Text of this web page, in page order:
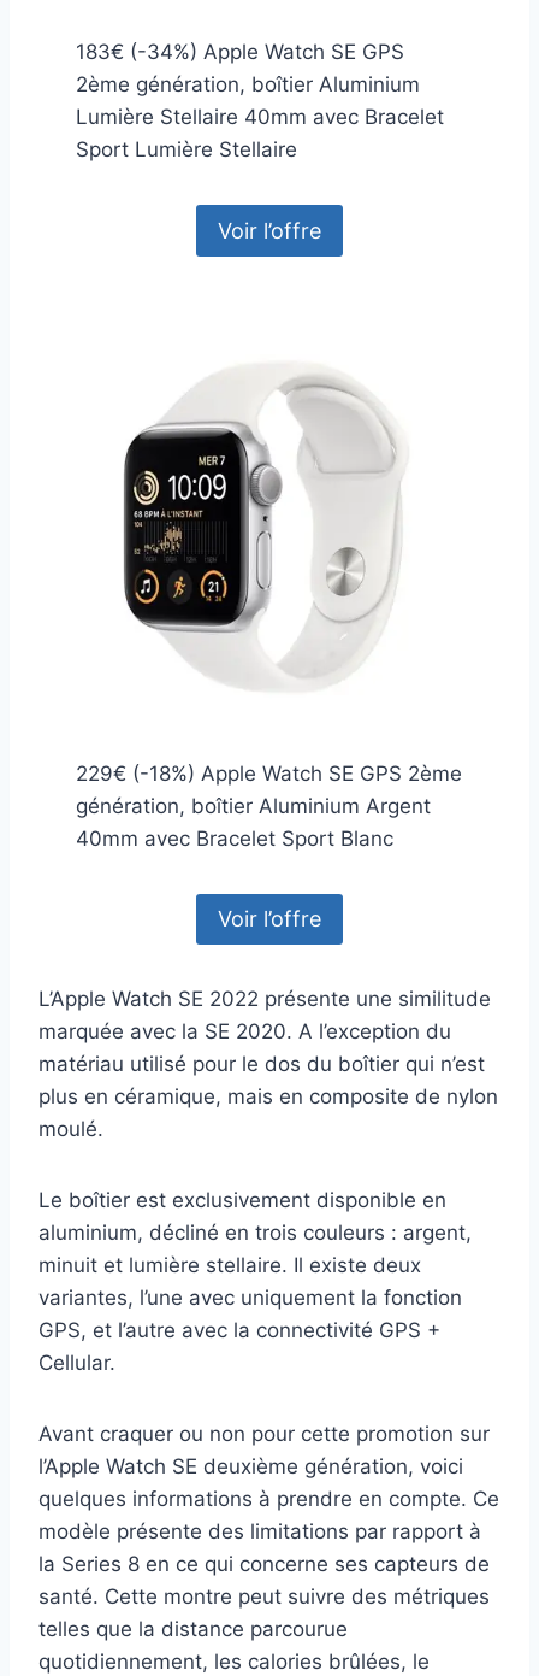
183€ (-34%) Apple Watch SE GPS
2ème génération, boîtier Aluminium
Lumière Stellaire 40mm avec Bracelet
Sport Lumière Stellaire
Voir l’offre
229€ (-18%) Apple Watch SE GPS 2ème
génération, boîtier Aluminium Argent
40mm avec Bracelet Sport Blanc
Voir l’offre
L’Apple Watch SE 2022 présente une similitude
marquée avec la SE 2020. A l’exception du
matériau utilisé pour le dos du boîtier qui n’est
plus en céramique, mais en composite de nylon
moulé.
Le boîtier est exclusivement disponible en
aluminium, décliné en trois couleurs : argent,
minuit et lumière stellaire. Il existe deux
variantes, l’une avec uniquement la fonction
GPS, et l’autre avec la connectivité GPS +
Cellular.
Avant craquer ou non pour cette promotion sur
l’Apple Watch SE deuxième génération, voici
quelques informations à prendre en compte. Ce
modèle présente des limitations par rapport à
la Series 8 en ce qui concerne ses capteurs de
santé. Cette montre peut suivre des métriques
telles que la distance parcourue
quotidiennement, les calories brûlées, le